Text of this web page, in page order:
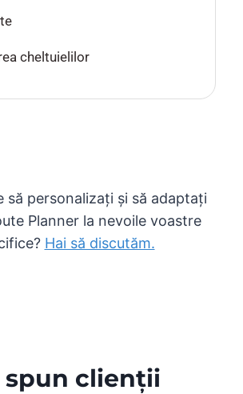
cheltuielilor
să personalizați și să adaptați
Planner la nevoile voastre
Hai să discutăm.
spun clienții